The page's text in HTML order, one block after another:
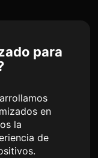
para
en
la
de